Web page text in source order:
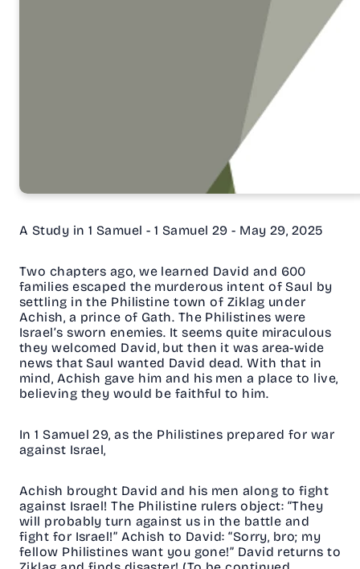
A Study in 1 Samuel - 1 Samuel 29 - May 29, 2025
Two chapters ago, we learned David and 600
families escaped the murderous intent of Saul by
settling in the Philistine town of Ziklag under
Achish, a prince of Gath. The Philistines were
Israel’s sworn enemies. It seems quite miraculous
they welcomed David, but then it was area-wide
news that Saul wanted David dead. With that in
mind, Achish gave him and his men a place to live,
believing they would be faithful to him.
In 1 Samuel 29, as the Philistines prepared for war
against Israel,
Achish brought David and his men along to fight
against Israel! The Philistine rulers object: “They
will probably turn against us in the battle and
fight for Israel!” Achish to David: “Sorry, bro; my
fellow Philistines want you gone!” David returns to